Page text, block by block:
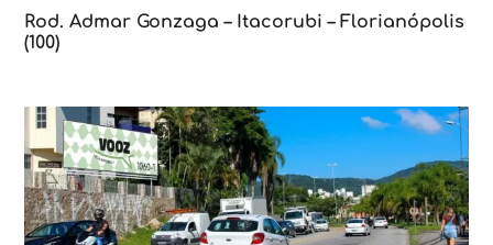
Rod. Admar Gonzaga – Itacorubi – Florianópolis
(100)